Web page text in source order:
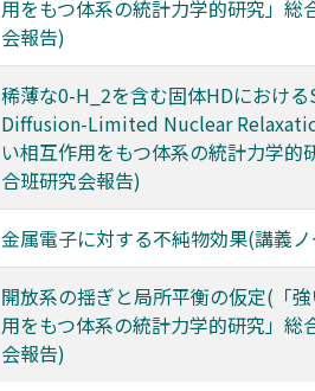
用をもつ体系の統計力学的研究」総
会報告)
稀薄な0-H_2を含む固体HDにおけ
Diffusion-Limited Nuclear
い相互作用をもつ体系の統計力学的
合班研究会報告)
金属電子に対する不純物効果(講義
開放系の揺ぎと局所平衡の仮定(「
用をもつ体系の統計力学的研究」総
会報告)